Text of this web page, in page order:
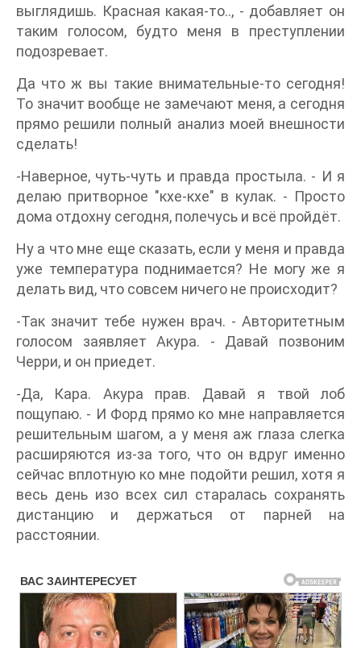
выглядишь. Красная какая-то.., - добавляет он
таким голосом, будто меня в преступлении
подозревает.
Да что ж вы такие внимательные-то сегодня!
То значит вообще не замечают меня, а сегодня
прямо решили полный анализ моей внешности
сделать!
-Наверное, чуть-чуть и правда простыла. - И я
делаю притворное "кхе-кхе" в кулак. - Просто
дома отдохну сегодня, полечусь и всё пройдёт.
Ну а что мне еще сказать, если у меня и правда
уже температура поднимается? Не могу же я
делать вид, что совсем ничего не происходит?
-Так значит тебе нужен врач. - Авторитетным
голосом заявляет Акура. - Давай позвоним
Черри, и он приедет.
-Да, Кара. Акура прав. Давай я твой лоб
пощупаю. - И Форд прямо ко мне направляется
решительным шагом, а у меня аж глаза слегка
расширяются из-за того, что он вдруг именно
сейчас вплотную ко мне подойти решил, хотя я
весь день изо всех сил старалась сохранять
дистанцию и держаться от парней на
расстоянии.